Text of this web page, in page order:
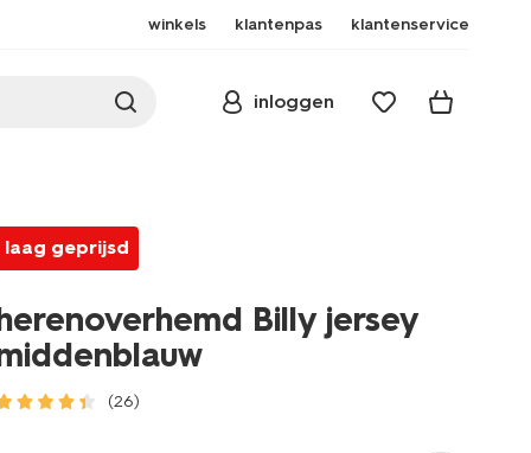
winkels klantenpas klantenservice
inloggen
laag geprijsd
Billy jersey
(26)